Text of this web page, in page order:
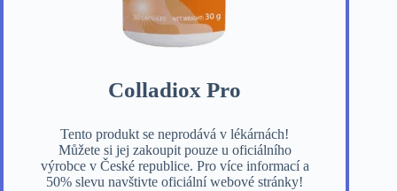
Colladiox Pro
Tento produkt se neprodává v lékárnách!
Můžete si jej zakoupit pouze u oficiálního
výrobce v České republice. Pro více informací a
50% slevu navštivte oficiální webové stránky!